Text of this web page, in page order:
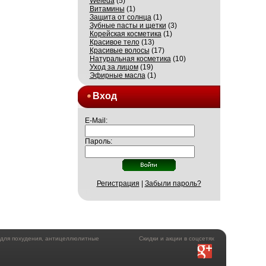
Витамины (1)
Защита от солнца(1)
Зубные пасты и щетки (3)
Корейская косметика(1)
Красивое тело(13)
Красивые волосы (17)
Натуральная косметика(10)
Уход за лицом(19)
Эфирные масла(1)
Вход
E-Mail:
Пароль:
Регистрация Забыли пароль?
Скидки и акции в соцсетях
похудения, антицеллюлитные